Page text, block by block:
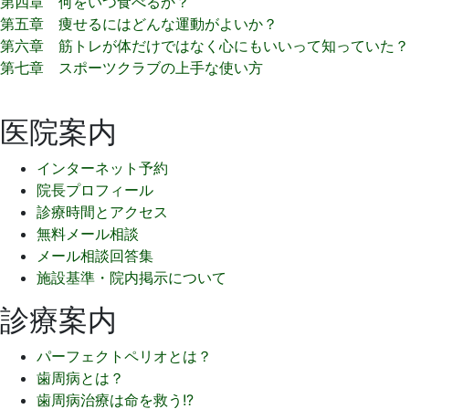
第五章 痩せるにはどんな運動がよいか？
第六章 筋トレが体だけではなく心にもいいって知っていた？
第七章 スポーツクラブの上手な使い方
医院案内
インターネット予約
院長プロフィール
診療時間とアクセス
無料メール相談
メール相談回答集
施設基準・院内掲示について
診療案内
パーフェクトペリオとは？
歯周病とは？
歯周病治療は命を救う!?